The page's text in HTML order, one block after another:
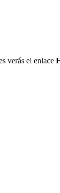
verás el enlace